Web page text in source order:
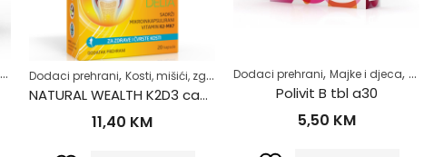
, Samoliječenje,Zdrav život,Zdravlje kardiovaskularnog sistema
Dodaci prehrani, Kosti, mišići, zglobovi ,Razno,Samoliječenje ,Vitamin D
NATURAL WEALTH K2D3 caps a20
11,40 KM
Dodaci prehrani, Majke i djeca,
Polivit B tbl a30
5,50 KM